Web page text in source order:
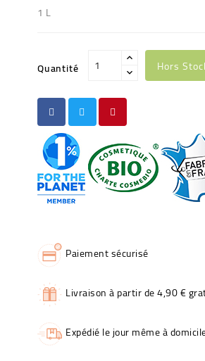
1 L
Quantité Hors
Paiement sécurisé
Livraison à partir de 4,90 €
Expédié le jour même à